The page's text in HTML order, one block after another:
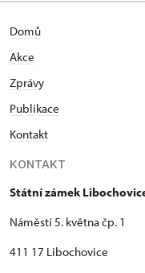
Domů
Akce
Zprávy
Publikace
Kontakt
KONTAKT
Státní zámek
Náměstí 5. května čp. 1
411 17 Libochovice